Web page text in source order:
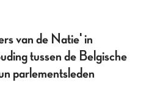
van de Natie' in
tussen de Belgische
parlementsleden